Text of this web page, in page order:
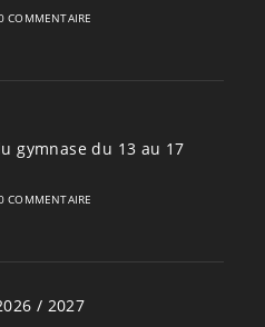
COMMENTAIRE
gymnase du 13 au 17
COMMENTAIRE
/ 2027